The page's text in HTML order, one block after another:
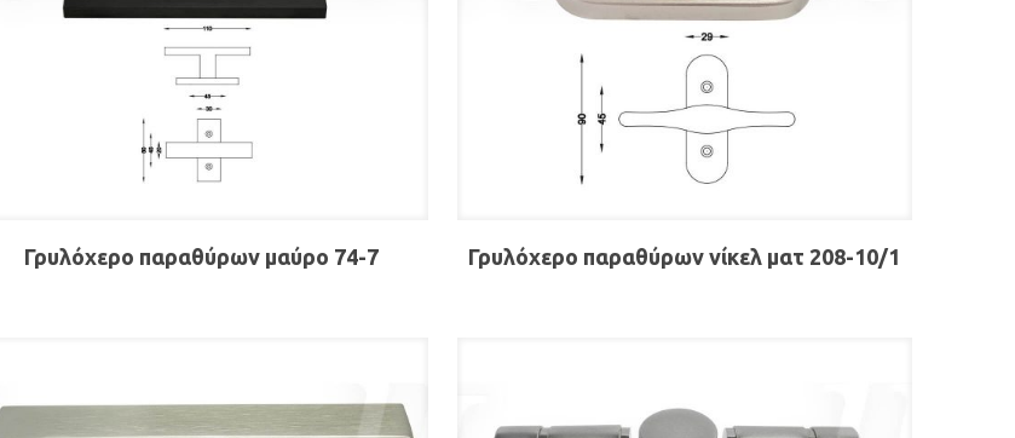
Γρυλόχερο παραθύρων μαύρο 74-7 Γρυλόχερο παραθύρων νίκελ ματ 208-10/1